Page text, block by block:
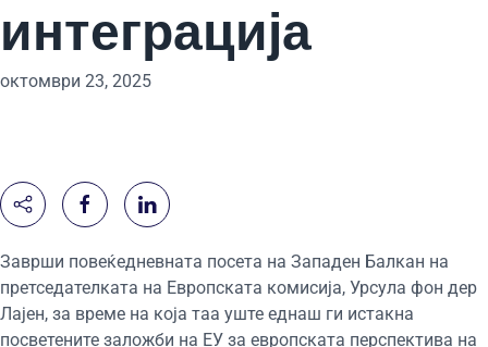
интеграција
октомври 23, 2025
Заврши повеќедневната посета на Западен Балкан на
претседателката на Европската комисија, Урсула фон дер
Лајен, за време на која таа уште еднаш ги истакна
посветените заложби на ЕУ за европската перспектива на